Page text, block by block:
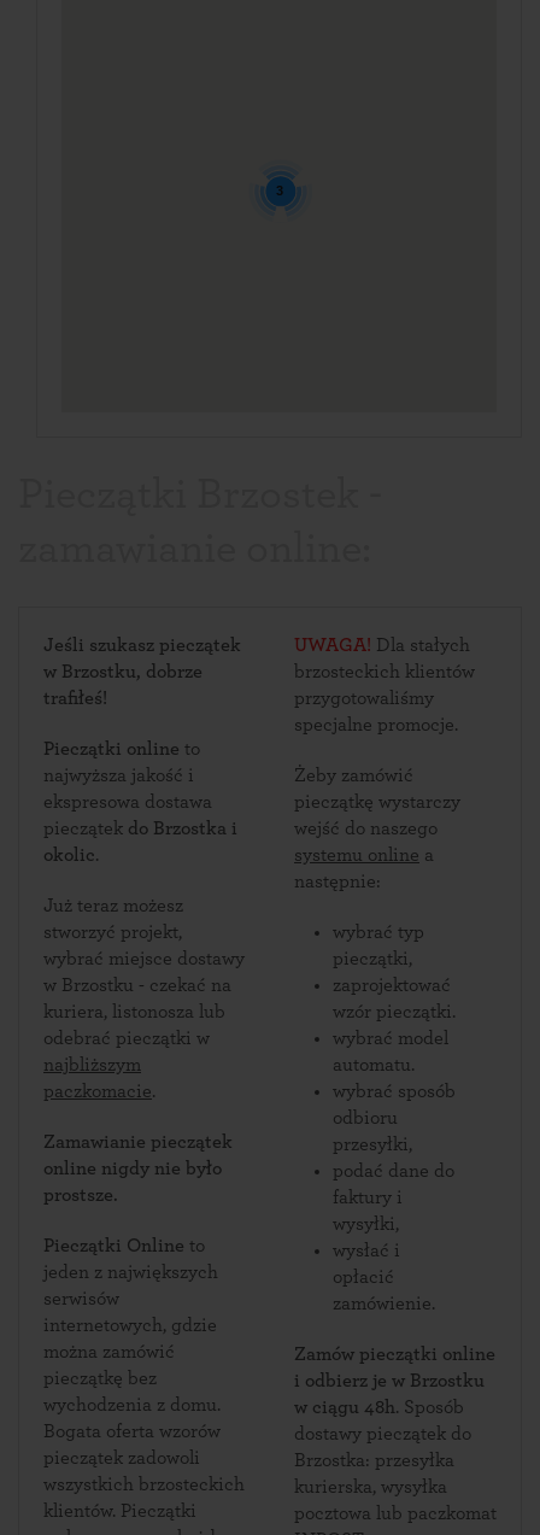
3
Jeśli szukasz pieczątek
w Brzostku, dobrze
trafiłeś!
Pieczątki online to
najwyższa jakość i
ekspresowa dostawa
pieczątek do Brzostka i
okolic.
Już teraz możesz
stworzyć projekt,
wybrać miejsce dostawy
w Brzostku - czekać na
kuriera, listonosza lub
odebrać pieczątki w
najbliższym
paczkomacie.
Zamawianie pieczątek
online nigdy nie było
prostsze.
Pieczątki Online to
jeden z największych
serwisów
internetowych, gdzie
można zamówić
pieczątkę bez
wychodzenia z domu.
Bogata oferta wzorów
pieczątek zadowoli
wszystkich brzosteckich
klientów. Pieczątki
UWAGA! Dla stałych
brzosteckich klientów
przygotowaliśmy
specjalne promocje.
Żeby zamówić
pieczątkę wystarczy
wejść do naszego
systemu online a
następnie:
wybrać typ
pieczątki,
zaprojektować
wzór pieczątki.
wybrać model
automatu.
wybrać sposób
odbioru
przesyłki,
podać dane do
faktury i
wysyłki,
wysłać i
opłacić
zamówienie.
Zamów pieczątki online
i odbierz je w Brzostku
w ciągu 48h. Sposób
dostawy pieczątek do
Brzostka: przesyłka
kurierska, wysyłka
pocztowa lub paczkomat